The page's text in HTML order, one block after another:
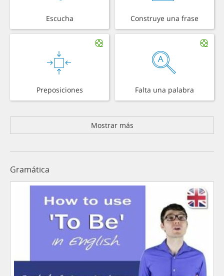
Escucha Construye una frase
Preposiciones Falta una palabra
Mostrar más
Gramática